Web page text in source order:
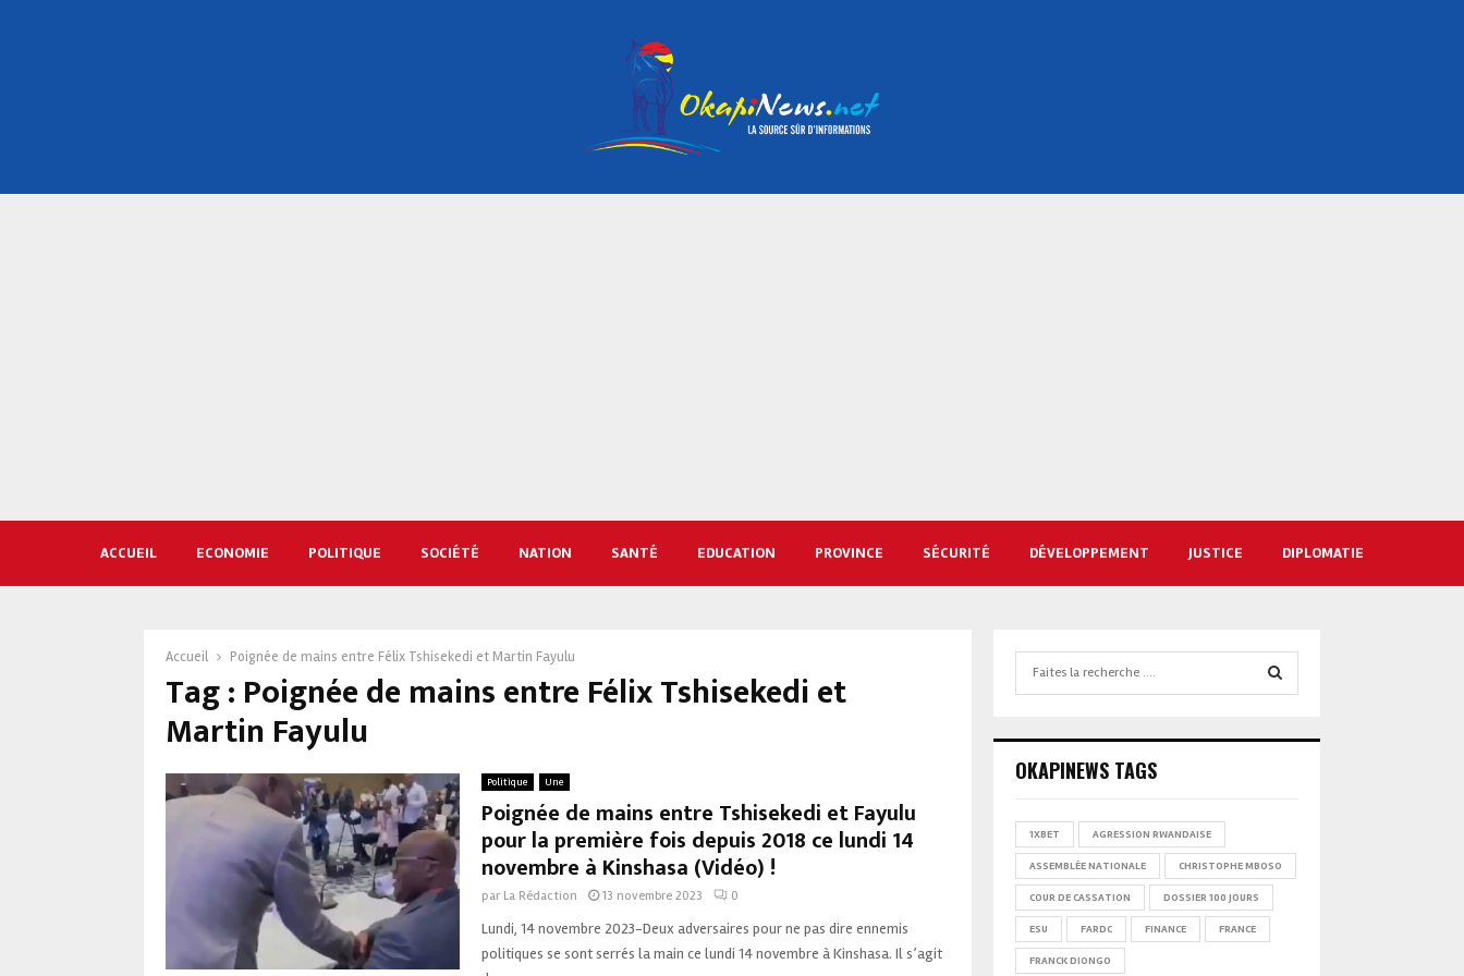
ACCUEIL ECONOMIE POLITIQUE SOCIÉTÉ NATION SANTÉ EDUCATION PROVINCE SÉCURITÉ DÉVELOPPEMENT JUSTICE DIPLOMATIE
Accueil Poignée de mains entre Félix Tshisekedi et Martin Fayulu
Tag : Poignée de mains entre Félix Tshisekedi et
Martin Fayulu
Politique Une
Poignée de mains entre Tshisekedi et Fayulu
pour la première fois depuis 2018 ce lundi 14
novembre à Kinshasa (Vidéo) !
par La Rédaction 13 novembre 2023 0
Lundi, 14 novembre 2023-Deux adversaires pour ne pas dire ennemis
politiques se sont serrés la main ce lundi 14 novembre à Kinshasa. Il s’agit
OKAPINEWS TAGS
1XBET AGRESSION RWANDAISE
ASSEMBLÉE NATIONALE CHRISTOPHE MBOSO
COUR DE CASSATION DOSSIER 100 JOURS
ESU FARDC FINANCE FRANCE
FRANCK DIONGO